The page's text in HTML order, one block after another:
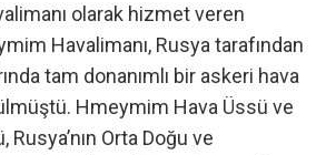
olarak hizmet veren
Havalimanı, Rusya tarafından
tam donanımlı bir askeri hava
Hmeymim Hava Üssü ve
Orta Doğu ve